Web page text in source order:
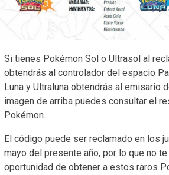
Si tienes Pokémon Sol o Ultrasol al
obtendrás al controlador del espacio
Luna y Ultraluna obtendrás al emisario
imagen de arriba puedes consultar el
Pokémon.
El código puede ser reclamado en los
mayo del presente año, por lo que no
oportunidad de obtener a estos raros